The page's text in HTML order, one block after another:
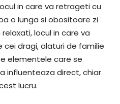
in care va retrageti cu
o lunga si obositoare zi
locul in care va
dragi, alaturi de familie
elementele care se
influenteaza direct, chiar
lucru.